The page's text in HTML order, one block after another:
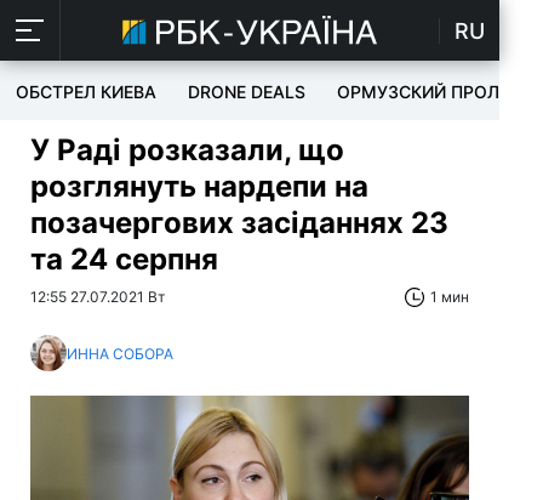
RU
ОБСТРЕЛ КИЕВА DRONE DEALS ОРМУЗСКИЙ ПРОЛИВ
У Раді розказали, що
розглянуть нардепи на
позачергових засіданнях 23
та 24 серпня
12:55 27.07.2021 Вт 1 мин
ИННА СОБОРА